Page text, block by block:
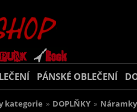
PÁNSKÉ OBLEČENÍ
kategorie » DOPLŇKY » Náramky